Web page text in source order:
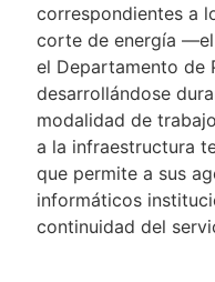
correspondientes a
corte de energía
el Departamento de
desarrollándose
modalidad de
a la infraestructura
que permite a sus
informáticos
continuidad del